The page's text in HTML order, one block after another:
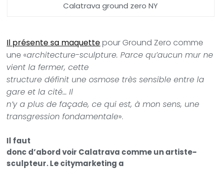
Calatrava ground zero NY
Il présente sa maquettepour Ground Zero comme
une «architecture-sculpture. Parce qu’aucun mur ne
vient la fermer, cette
structure définit une osmose très sensible entre la
gare et la cité… Il
n’y a plus de façade, ce qui est, à mon sens, une
transgression fondamentale».
Il faut
donc d’abord voir Calatrava comme un artiste-
sculpteur. Le citymarketing a